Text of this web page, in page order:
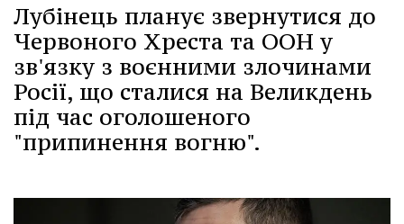
Лубінець планує звернутися до
Червоного Хреста та ООН у
зв'язку з воєнними злочинами
Росії, що сталися на Великдень
під час оголошеного
"припинення вогню".